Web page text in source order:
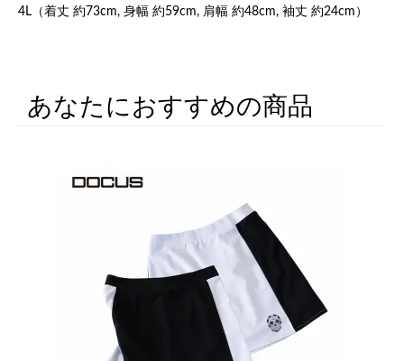
4L（着丈 約73cm, 身幅 約59cm, 肩幅 約48cm, 袖丈 約24cm）
あなたにおすすめの商品